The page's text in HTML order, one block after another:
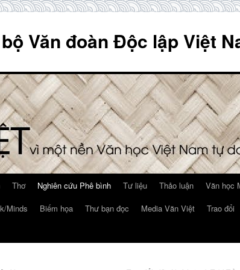
Văn đoàn Độc lập Việt
Thơ Nghiên cứu Phê bình Tư liệu Thảo luận Văn học
Minds Biếm họa Thư bạn đọc Media Văn Việt Trao đổi